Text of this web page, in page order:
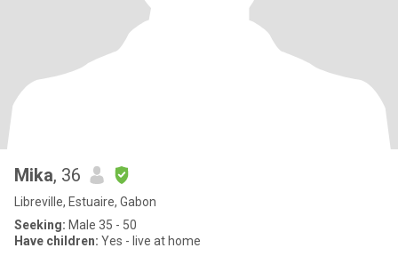
Mika, 36
Libreville, Estuaire, Gabon
Seeking: Male 35 - 50
Have children: Yes - live at home